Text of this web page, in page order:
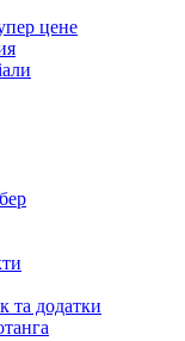
цене
та додатки